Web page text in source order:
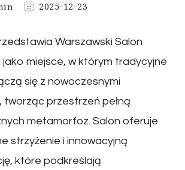
2025-12-23
Warszawski Salon
jako miejsce, w którym tradycyjne
się z nowoczesnymi
tworząc przestrzeń pełną
metamorfoz. Salon oferuje
strzyżenie i innowacyjną
które podkreślają